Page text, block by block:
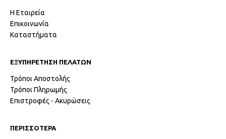
Η Εταιρεία
Επικοινωνία
Καταστήματα
ΕΞΥΠΗΡΕΤΗΣΗ ΠΕΛΑΤΩΝ
Τρόποι Αποστολής
Τρόποι Πληρωμής
Επιστροφές - Ακυρώσεις
ΠΕΡΙΣΣΟΤΕΡΑ